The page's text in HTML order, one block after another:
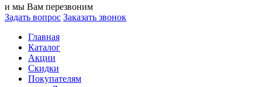
и мы Вам перезвоним
Задать вопрос Заказать звонок
Главная
Каталог
Акции
Скидки
Покупателям